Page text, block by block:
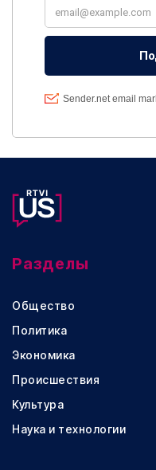
Разделы
Общество
Политика
Экономика
Происшествия
Культура
Наука и технологии